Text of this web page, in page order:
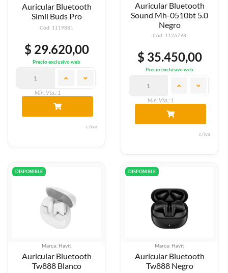
Auricular Bluetooth
Simil Buds Pro
Cód: 1119881
$ 29.620,00
Precio exclusivo web
Min. Vta.: 1
c/iva
Auricular Bluetooth
Sound Mh-0510bt 5.0
Negro
Cód: 1126798
$ 35.450,00
Precio exclusivo web
Min. Vta.: 1
c/iva
DISPONIBLE
Marca: Havit
Auricular Bluetooth
Tw888 Blanco
DISPONIBLE
Marca: Havit
Auricular Bluetooth
Tw888 Negro